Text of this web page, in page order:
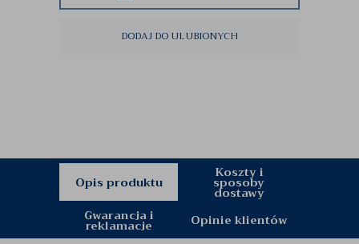
DODAJ DO ULUBIONYCH
Opis produktu
Koszty i
sposoby
dostawy
Gwarancja i
reklamacje Opinie klientów